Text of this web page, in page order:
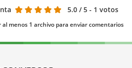
5.0 / 5 - 1 votos
menos 1 archivo para enviar comentarios